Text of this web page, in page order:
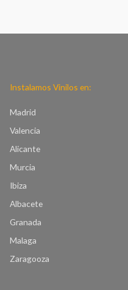
Instalamos Vinilos en:
Madrid
Valencia
Alicante
Murcia
Ibiza
Albacete
Granada
Malaga
Zaragooza